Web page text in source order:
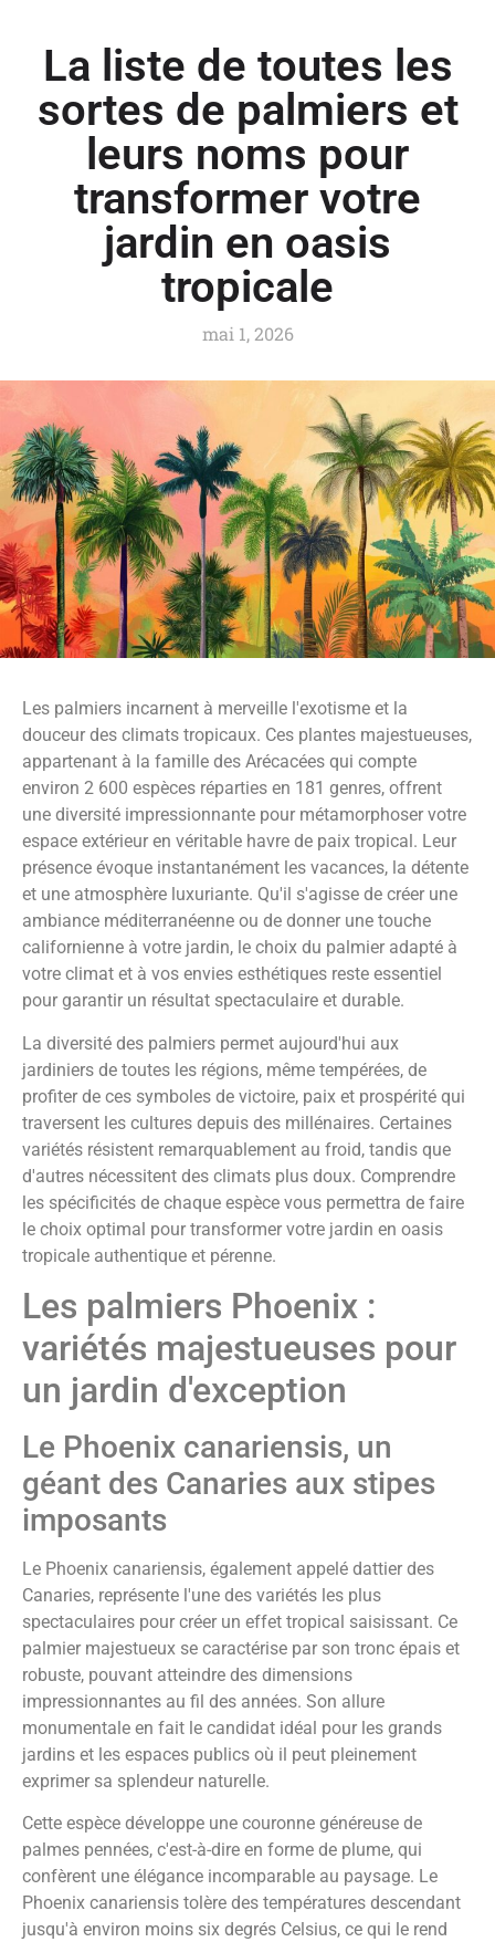
La liste de toutes les
sortes de palmiers et
leurs noms pour
transformer votre
jardin en oasis
tropicale
mai 1, 2026
Les palmiers incarnent à merveille l'exotisme et la
douceur des climats tropicaux. Ces plantes majestueuses,
appartenant à la famille des Arécacées qui compte
environ 2 600 espèces réparties en 181 genres, offrent
une diversité impressionnante pour métamorphoser votre
espace extérieur en véritable havre de paix tropical. Leur
présence évoque instantanément les vacances, la détente
et une atmosphère luxuriante. Qu'il s'agisse de créer une
ambiance méditerranéenne ou de donner une touche
californienne à votre jardin, le choix du palmier adapté à
votre climat et à vos envies esthétiques reste essentiel
pour garantir un résultat spectaculaire et durable.
La diversité des palmiers permet aujourd'hui aux
jardiniers de toutes les régions, même tempérées, de
profiter de ces symboles de victoire, paix et prospérité qui
traversent les cultures depuis des millénaires. Certaines
variétés résistent remarquablement au froid, tandis que
d'autres nécessitent des climats plus doux. Comprendre
les spécificités de chaque espèce vous permettra de faire
le choix optimal pour transformer votre jardin en oasis
tropicale authentique et pérenne.
Les palmiers Phoenix :
variétés majestueuses pour
un jardin d'exception
Le Phoenix canariensis, un
géant des Canaries aux stipes
imposants
Le Phoenix canariensis, également appelé dattier des
Canaries, représente l'une des variétés les plus
spectaculaires pour créer un effet tropical saisissant. Ce
palmier majestueux se caractérise par son tronc épais et
robuste, pouvant atteindre des dimensions
impressionnantes au fil des années. Son allure
monumentale en fait le candidat idéal pour les grands
jardins et les espaces publics où il peut pleinement
exprimer sa splendeur naturelle.
Cette espèce développe une couronne généreuse de
palmes pennées, c'est-à-dire en forme de plume, qui
confèrent une élégance incomparable au paysage. Le
Phoenix canariensis tolère des températures descendant
jusqu'à environ moins six degrés Celsius, ce qui le rend